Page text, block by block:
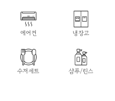
에어컨 냉장고
수저세트 샴푸/린스